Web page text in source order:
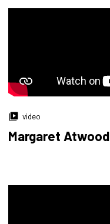
video
Margaret Atwood